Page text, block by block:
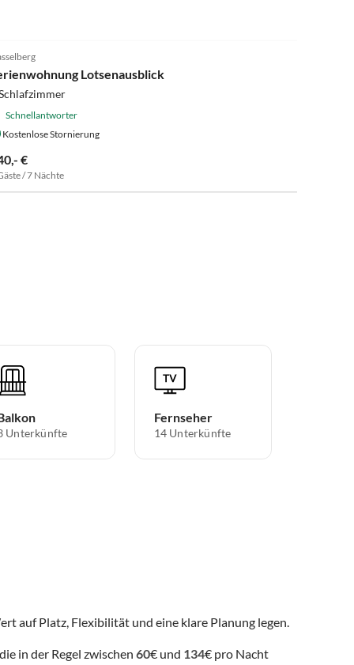
Lotsenausblick
Schnellantworter
Kostenlose Stornierung
€
/ 7 Nächte
Unterkünfte
Fernseher
14 Unterkünfte
auf Platz, Flexibilität und eine klare Planung legen.
in der Regel zwischen 60€ und 134€ pro Nacht